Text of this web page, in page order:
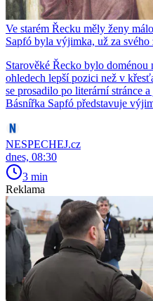
Ve starém Řecku měly ženy
Sapfó byla výjimka, už za
Starověké Řecko bylo
ohledech lepší pozici než v
se prosadilo po literární stránce
Básnířka Sapfó představuje
NESPECHEJ.cz
dnes, 08:30
3 min
Reklama